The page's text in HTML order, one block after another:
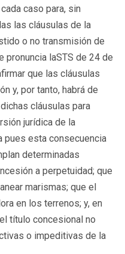
caso para, sin
las cláusulas de la
o no transmisión de
pronuncia laSTS de 24 de
que las cláusulas
y, por tanto, habrá de
cláusulas para
jurídica de la
pues esta consecuencia
determinadas
a perpetuidad; que
marismas; que el
en los terrenos; y, en
título concesional no
o impeditivas de la